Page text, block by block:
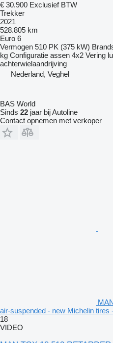
€ 30.900 Exclusief BTW
Trekker
2021
528.805 km
Euro 6
Vermogen 510 PK (375 kW)
kg Configuratie assen 4x2 Vering
achterwielaandrijving
Nederland, Veghel
BAS World
Sinds 22 jaar bij Autoline
Contact opnemen met verkoper
air-suspended - new Michelin tires
18
VIDEO